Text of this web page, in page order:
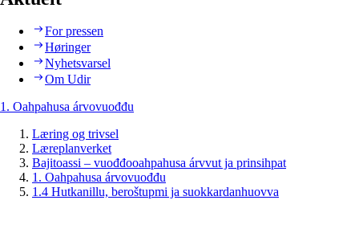
For pressen
Høringer
Nyhetsvarsel
Om Udir
1. Oahpahusa árvovuođđu
Læring og trivsel
Læreplanverket
Bajitoassi – vuođđooahpahusa árvvut ja prinsihpat
1. Oahpahusa árvovuođđu
1.4 Hutkanillu, beroštupmi ja suokkardanhuovva